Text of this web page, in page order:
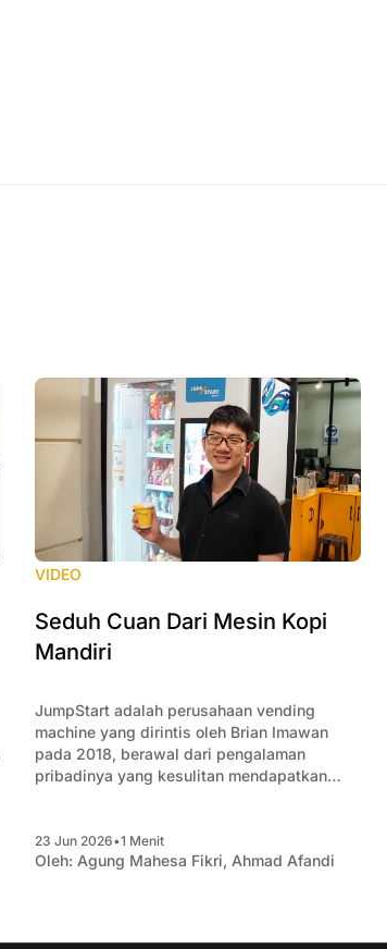
VIDEO
Seduh Cuan Dari Mesin Kopi
Mandiri
JumpStart adalah perusahaan vending
machine yang dirintis oleh Brian Imawan
pada 2018, berawal dari pengalaman
pribadinya yang kesulitan mendapatkan
dipasang untuk memenuhi kebutuhan
karyawan, usaha ini berkembang menjadi
23 Jun 2026•1 Menit
Oleh: Agung Mahesa Fikri, Ahmad Afandi